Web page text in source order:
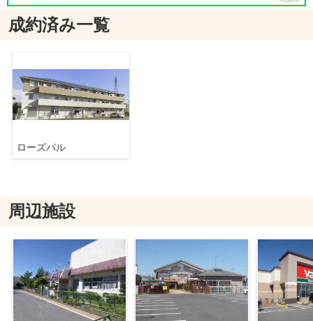
成約済み一覧
ローズパル
周辺施設